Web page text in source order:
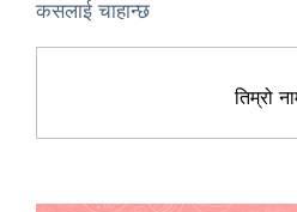
कसलाई चाहान्छ